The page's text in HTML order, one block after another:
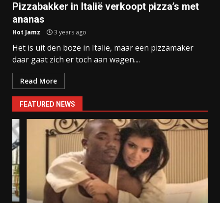
Pizzabakker in Italië verkoopt pizza’s met
ananas
Hot Jamz 3 years ago
Het is uit den boze in Italië, maar een pizzamaker
daar gaat zich er toch aan wagen....
Read More
FEATURED NEWS